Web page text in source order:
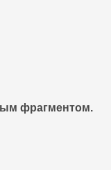
фрагментом.